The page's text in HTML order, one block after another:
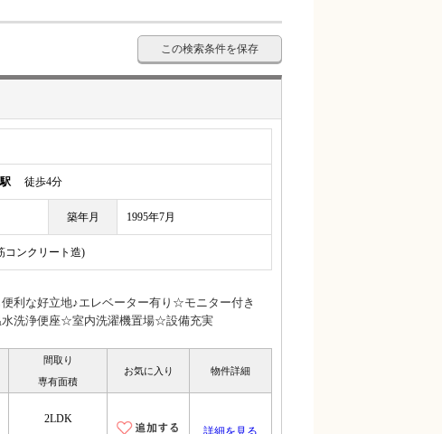
この検索条件を保存
徒歩4分
築年月 1995年7月
コンクリート造)
利な好立地♪エレベーター有り☆モニター付き
洗浄便座☆室内洗濯機置場☆設備充実
間取り
専有面積
お気に入り 物件詳細
2LDK
詳細を見る